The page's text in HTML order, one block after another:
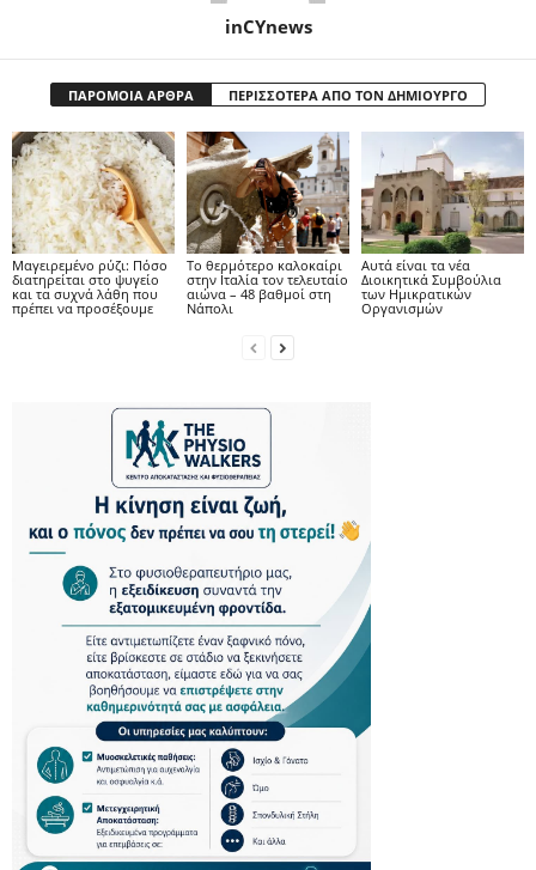
inCYnews
ΠΑΡΟΜΟΙΑ ΑΡΘΡΑ ΠΕΡΙΣΣΟΤΕΡΑ ΑΠΟ ΤΟΝ ΔΗΜΙΟΥΡΓΟ
Μαγειρεμένο ρύζι: Πόσο
διατηρείται στο ψυγείο
και τα συχνά λάθη που
πρέπει να προσέξουμε
Το θερμότερο καλοκαίρι
στην Ιταλία τον τελευταίο
αιώνα – 48 βαθμοί στη
Νάπολι
Αυτά είναι τα νέα
Διοικητικά Συμβούλια
των Ημικρατικών
Οργανισμών